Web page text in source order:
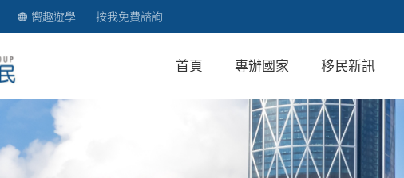
嚮趣遊學 按我免費諮詢
首頁 專辦國家 移民新訊